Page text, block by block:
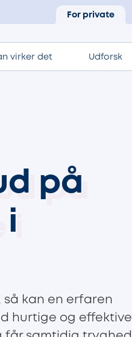
For private
virker det Udforsk
på
i
så kan en erfaren
hurtige og effektive